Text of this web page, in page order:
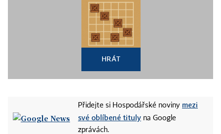
HRÁT
Přidejte si Hospodářské noviny mezi
své oblíbené tituly na Google
zprávách.